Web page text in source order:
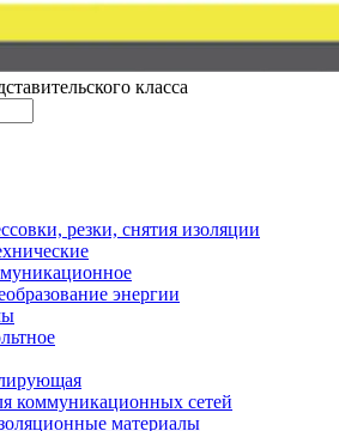
класса
резки, снятия изоляции
энергии
коммуникационных сетей
материалы